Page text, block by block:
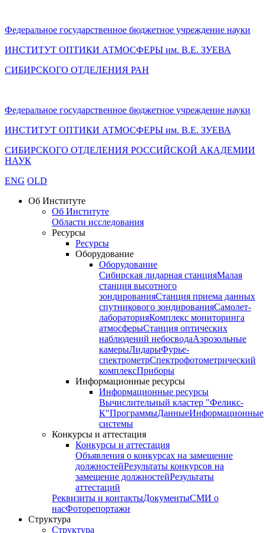
Федеральное государственное бюджетное учреждение науки
ИНСТИТУТ ОПТИКИ АТМОСФЕРЫ им. В.Е. ЗУЕВА
СИБИРСКОГО ОТДЕЛЕНИЯ РАН
Федеральное государственное бюджетное учреждение науки
ИНСТИТУТ ОПТИКИ АТМОСФЕРЫ им. В.Е. ЗУЕВА
СИБИРСКОГО ОТДЕЛЕНИЯ РОССИЙСКОЙ АКАДЕМИИ
НАУК
ENG OLD
Об Институте
Об Институте
Области исследования
Ресурсы
Ресурсы
Оборудование
Оборудование
Сибирская лидарная станцияМалая
станция высотного
зондированияСтанция приема данных
спутникового зондированияСамолет-
лабораторияКомплекс мониторинга
атмосферыСтанция оптических
наблюдений небосводаАэрозольные
камерыЛидарыФурье-
спектрометрСпектрофотометрический
комплексПриборы
Информационные ресурсы
Информационные ресурсы
Вычислительный кластер "Феликс-
К"ПрограммыДанныеИнформационные
системы
Конкурсы и аттестация
Конкурсы и аттестация
Объявления о конкурсах на замещение
должностейРезультаты конкурсов на
замещение должностейРезультаты
аттестаций
Реквизиты и контактыДокументыСМИ о
насФоторепортажи
Структура
Структура